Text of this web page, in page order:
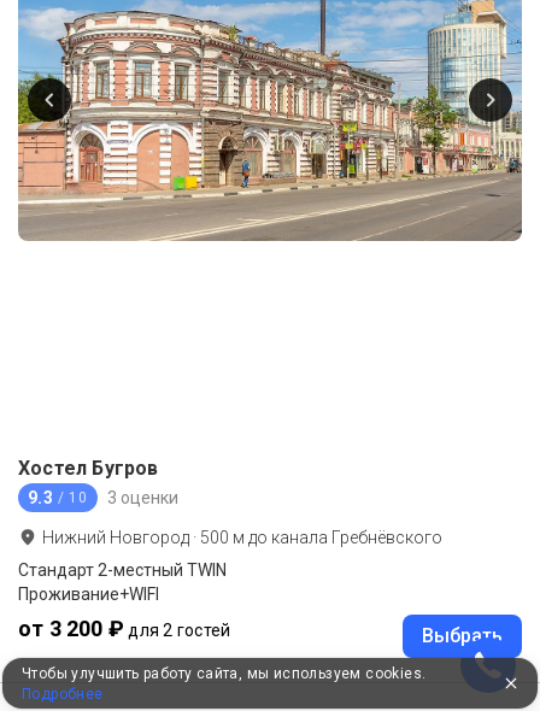
Хостел Бугров
9.3 / 10 3 оценки
Нижний Новгород · 500 м до канала Гребнёвского
Стандарт 2-местный TWIN
Проживание+WIFI
от 3 200 ₽ для 2 гостей Выбрать
Чтобы улучшить работу сайта, мы используем cookies.
Подробнее